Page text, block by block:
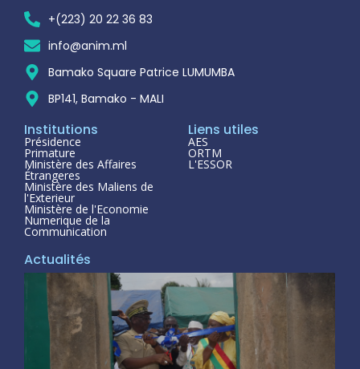
+(223) 20 22 36 83
info@anim.ml
Bamako Square Patrice LUMUMBA
BP141, Bamako - MALI
Institutions
Présidence
Primature
Ministère des Affaires
Étrangeres
Ministère des Maliens de
l'Exterieur
Ministère de l'Economie
Numerique de la
Communication
Liens utiles
AES
ORTM
L'ESSOR
Actualités